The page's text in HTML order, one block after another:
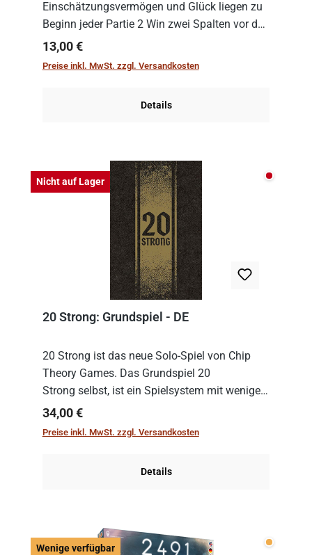
Einschätzungsvermögen und Glück liegen zu
Beginn jeder Partie 2 Win zwei Spalten vor den
Spielenden aus, die es in die Höhe zu treiben
gilt. Doch das geht natürlich nur, solange man
Regulärer Preis:
13,00 €
Preise inkl. MwSt. zzgl. Versandkosten
Details
Nicht auf Lager Nicht
20 Strong: Grundspiel - DE
20 Strong ist das neue Solo-Spiel von Chip
Theory Games. Das Grundspiel 20
Strong selbst, ist ein Spielsystem mit wenigen,
einfachen Regeln. Um es zu spielen, muss es
immer mit einem Themenset ergänzt werden.
Regulärer Preis:
34,00 €
Preise inkl. MwSt. zzgl. Versandkosten
Details
Wenige verfügbar Wenige